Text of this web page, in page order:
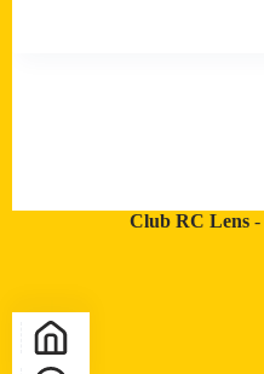
Club RC Lens-